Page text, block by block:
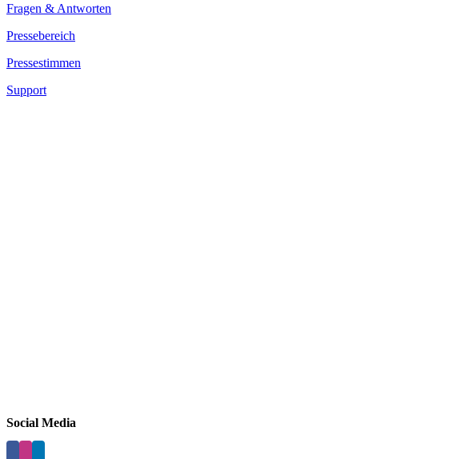
Fragen & Antworten
Pressebereich
Pressestimmen
Support
Social Media